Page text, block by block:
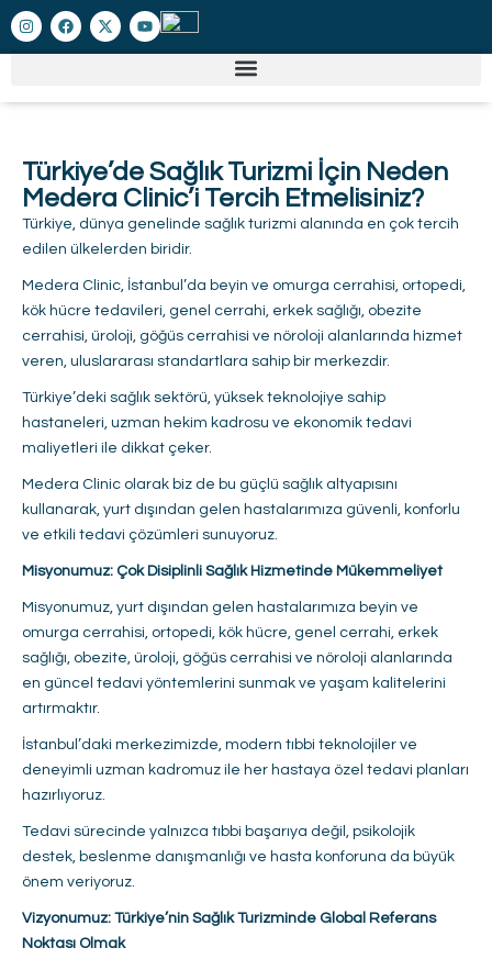
Türkiye’de Sağlık Turizmi İçin Neden
Medera Clinic’i Tercih Etmelisiniz?
Türkiye, dünya genelinde sağlık turizmi alanında en çok tercih
edilen ülkelerden biridir.
Medera Clinic, İstanbul’da beyin ve omurga cerrahisi, ortopedi,
kök hücre tedavileri, genel cerrahi, erkek sağlığı, obezite
cerrahisi, üroloji, göğüs cerrahisi ve nöroloji alanlarında hizmet
veren, uluslararası standartlara sahip bir merkezdir.
Türkiye’deki sağlık sektörü, yüksek teknolojiye sahip
hastaneleri, uzman hekim kadrosu ve ekonomik tedavi
maliyetleri ile dikkat çeker.
Medera Clinic olarak biz de bu güçlü sağlık altyapısını
kullanarak, yurt dışından gelen hastalarımıza güvenli, konforlu
ve etkili tedavi çözümleri sunuyoruz.
Misyonumuz: Çok Disiplinli Sağlık Hizmetinde Mükemmeliyet
Misyonumuz, yurt dışından gelen hastalarımıza beyin ve
omurga cerrahisi, ortopedi, kök hücre, genel cerrahi, erkek
sağlığı, obezite, üroloji, göğüs cerrahisi ve nöroloji alanlarında
en güncel tedavi yöntemlerini sunmak ve yaşam kalitelerini
artırmaktır.
İstanbul’daki merkezimizde, modern tıbbi teknolojiler ve
deneyimli uzman kadromuz ile her hastaya özel tedavi planları
hazırlıyoruz.
Tedavi sürecinde yalnızca tıbbi başarıya değil, psikolojik
destek, beslenme danışmanlığı ve hasta konforuna da büyük
önem veriyoruz.
Vizyonumuz: Türkiye’nin Sağlık Turizminde Global Referans
Noktası Olmak